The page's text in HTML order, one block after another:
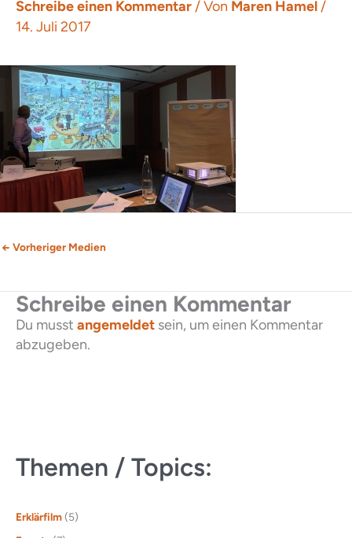
Schreibe einen Kommentar / Von Maren Hamel /
14. Juli 2017
← Vorheriger Medien
Schreibe einen Kommentar
Du musst angemeldet sein, um einen Kommentar
abzugeben.
Themen / Topics:
Erklärfilm(5)